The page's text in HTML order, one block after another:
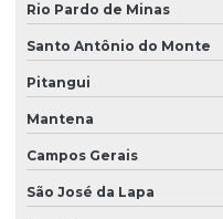
Rio Pardo de Minas
Santo Antônio do Monte
Pitangui
Mantena
Campos Gerais
São José da Lapa